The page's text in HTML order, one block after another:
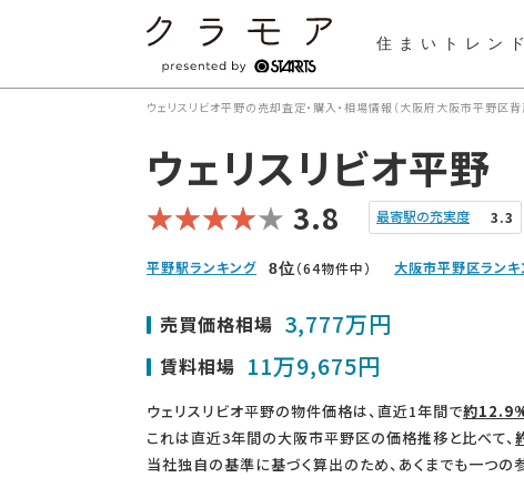
住まいトレンド
ウェリスリビオ平野の売却査定・購入・相場情報（大阪府大阪市平野区
ウェリスリビオ平野
3.8 最寄駅の充実度 3.3
平野駅ランキング 8位（64物件中） 大阪市平野区ランキ
売買価格相場 3,777万円
賃料相場 11万9,675円
ウェリスリビオ平野の物件価格は、直近1年間で約
これは直近3年間の大阪市平野区の価格推移と比べて、
当社独自の基準に基づく算出のため、あくまでも一つの